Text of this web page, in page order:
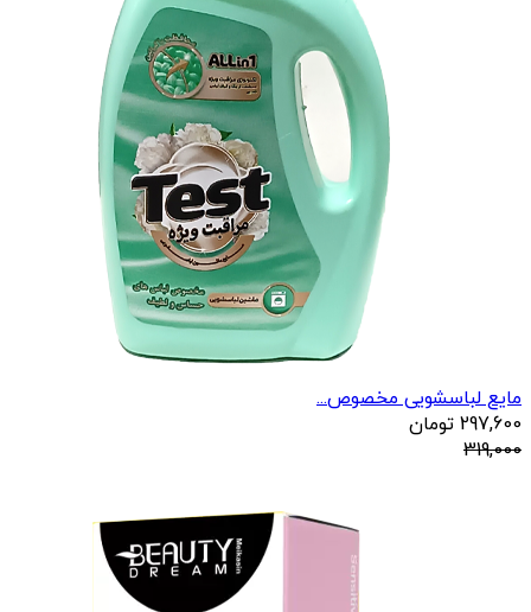
مایع لباسشویی مخصوص...
297,600 تومان
319,000